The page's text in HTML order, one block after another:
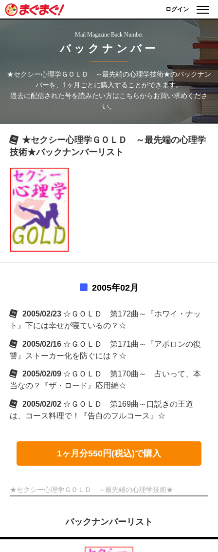
ログイン
Mail Magazine Back Number
バックナンバー
★セクシー心理学ＧＯＬＤ ～最先端の心理学技術★のバックナン
バーを、1ヶ月ごとに購入することができます。
過去に配信された号を読みたい方はこちらからお買い求めくださ
い。
★セクシー心理学ＧＯＬＤ ～最先端の心理学
技術★バックナンバーリスト
2005年02月
2005/02/23 ☆ＧＯＬＤ 第172曲～『ホワイ・ナッ
ト』下には幸せが寝ているの？☆
2005/02/16 ☆ＧＯＬＤ 第171曲～『アポロンの復
讐』ストーカー化を防ぐには？☆
2005/02/09 ☆ＧＯＬＤ 第170曲～ 占いって、本
当なの？『ザ・ロード』応用編☆
2005/02/02 ☆ＧＯＬＤ 第169曲～口説きの王道
は、コース料理で！『告白のフルコース』☆
1ヶ月分550円(税込)で購入
★セクシー心理学ＧＯＬＤ ～最先端の心理学技術★
バックナンバーリスト